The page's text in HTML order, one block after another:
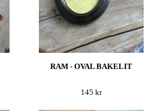
RAM - OVAL BAKELIT
145 kr